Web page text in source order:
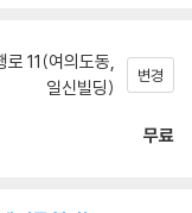
로 11(여의도동,
일신빌딩)
변경
무료